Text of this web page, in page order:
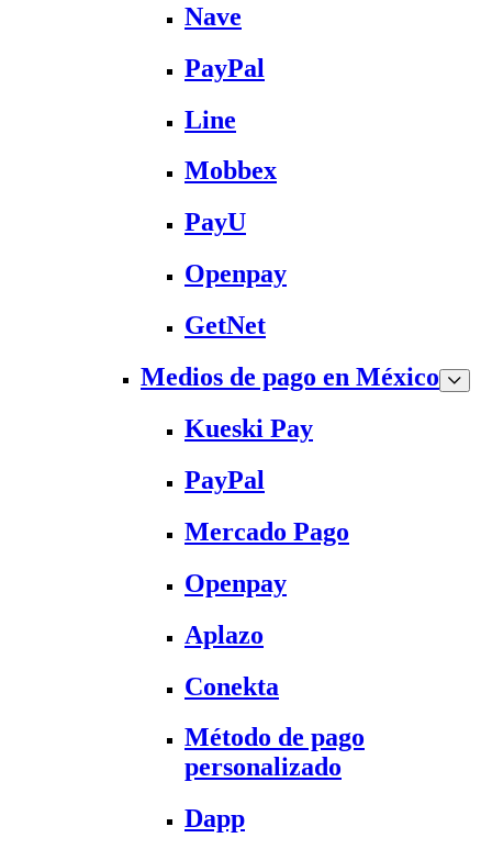
Nave
PayPal
Line
Mobbex
PayU
Openpay
GetNet
Medios de pago en México
Kueski Pay
PayPal
Mercado Pago
Openpay
Aplazo
Conekta
Método de pago
personalizado
Dapp